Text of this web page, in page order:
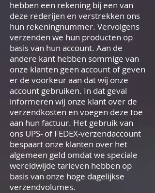
hebben een rekening bij een van
deze rederijen en verstrekken ons
hun rekeningnummer. Vervolgens
verzenden we hun producten op
basis van hun account. Aan de
andere kant hebben sommige van
onze klanten geen account of geven
er de voorkeur aan dat wij onze
account gebruiken. In dat geval
informeren wij onze klant over de
verzendkosten en voegen deze toe
aan hun factuur. Het gebruik van
ons UPS- of FEDEX-verzendaccount
bespaart onze klanten over het
algemeen geld omdat we speciale
wereldwijde tarieven hebben op
basis van onze hoge dagelijkse
verzendvolumes.